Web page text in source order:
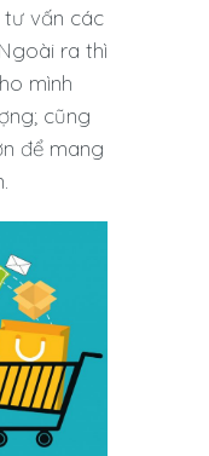
tư vấn các
ra thì
mình
cũng
để mang